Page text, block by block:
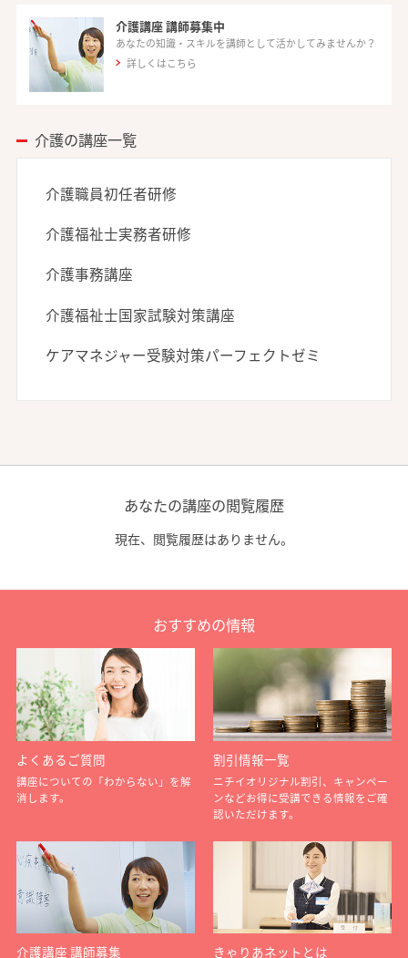
介護講座 講師募集中
あなたの知識・スキルを講師として活かしてみませんか？
詳しくはこちら
介護の講座一覧
介護職員初任者研修
介護福祉士実務者研修
介護事務講座
介護福祉士国家試験対策講座
ケアマネジャー受験対策パーフェクトゼミ
あなたの講座の閲覧履歴
現在、閲覧履歴はありません。
おすすめの情報
よくあるご質問
講座についての「わからない」を解
消します。
割引情報一覧
ニチイオリジナル割引、キャンペー
ンなどお得に受講できる情報をご確
認いただけます。
介護講座 講師募集 きゃりあネットとは